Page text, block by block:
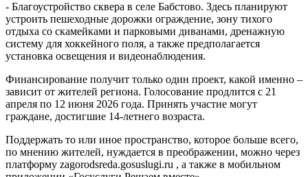
- Благоустройство сквера в селе Бабстово. Здесь планируют
устроить пешеходные дорожки ограждение, зону тихого
отдыха со скамейками и парковыми диванами, дренажную
систему для хоккейного поля, а также предполагается
установка освещения и видеонаблюдения.
Финансирование получит только один проект, какой именно –
зависит от жителей региона. Голосование продлится с 21
апреля по 12 июня 2026 года. Принять участие могут
граждане, достигшие 14-летнего возраста.
Поддержать то или иное пространство, которое больше всего,
по мнению жителей, нуждается в преображении, можно через
платформу zagorodsreda.gosuslugi.ru , а также в мобильном